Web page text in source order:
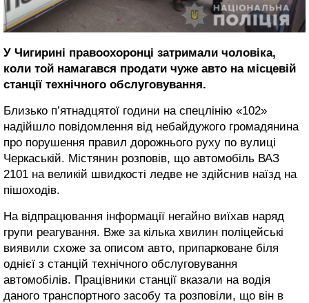
У Чигирині правоохоронці затримали чоловіка,
коли той намагався продати чуже авто на місцевій
станції технічного обслуговування.
Близько п’ятнадцятої години на спецлінію «102»
надійшло повідомлення від небайдужого громадянина
про порушення правил дорожнього руху по вулиці
Черкаській. Містянин розповів, що автомобіль ВАЗ
2101 на великій швидкості ледве не здійснив наїзд на
пішоходів.
На відпрацювання інформації негайно виїхав наряд
групи реагування. Вже за кілька хвилин поліцейські
виявили схоже за описом авто, припарковане біля
однієї з станцій технічного обслуговування
автомобілів. Працівники станції вказали на водія
даного транспортного засобу та розповіли, що він в